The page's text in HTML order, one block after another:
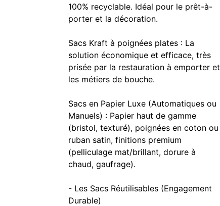
100% recyclable. Idéal pour le prêt-à-
porter et la décoration.
Sacs Kraft à poignées plates : La
solution économique et efficace, très
prisée par la restauration à emporter et
les métiers de bouche.
Sacs en Papier Luxe (Automatiques ou
Manuels) : Papier haut de gamme
(bristol, texturé), poignées en coton ou
ruban satin, finitions premium
(pelliculage mat/brillant, dorure à
chaud, gaufrage).
- Les Sacs Réutilisables (Engagement
Durable)